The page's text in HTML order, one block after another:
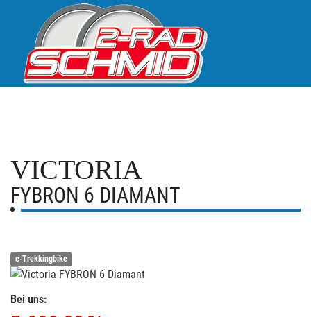
VICTORIA
FYBRON 6 DIAMANT
e-Trekkingbike
Bei uns: